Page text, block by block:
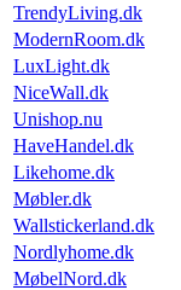
TrendyLiving.dk
ModernRoom.dk
LuxLight.dk
NiceWall.dk
Unishop.nu
HaveHandel.dk
Likehome.dk
Møbler.dk
Wallstickerland.dk
Nordlyhome.dk
MøbelNord.dk